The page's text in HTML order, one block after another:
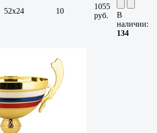
52х24 10
1055
руб.
В
наличии:
134